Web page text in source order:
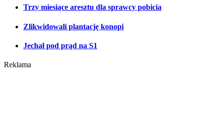
Trzy miesiące aresztu dla sprawcy pobicia
Zlikwidowali plantację konopi
Jechał pod prąd na S1
Reklama